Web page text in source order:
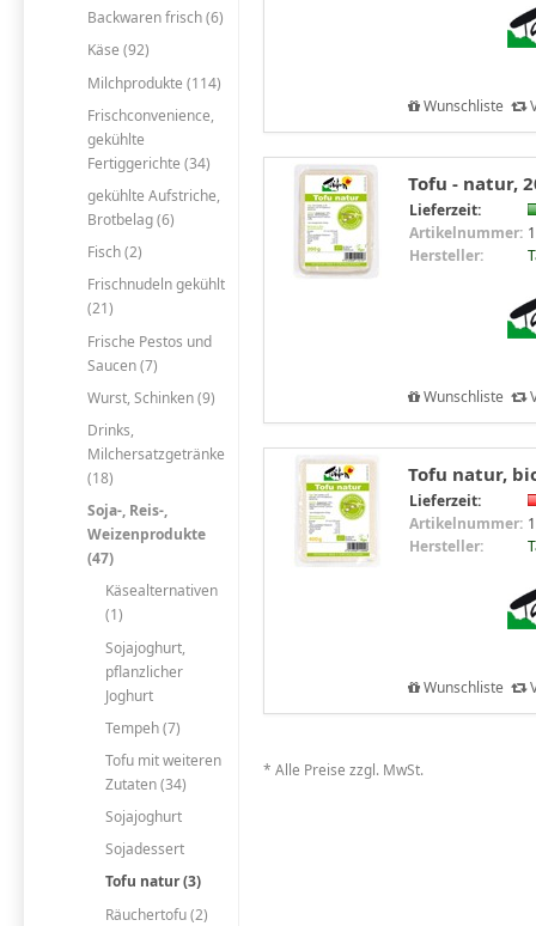
Backwaren frisch (6)
Käse (92)
Milchprodukte (114)
Frischconvenience,
gekühlte
Fertiggerichte (34)
gekühlte Aufstriche,
Brotbelag (6)
Fisch (2)
Frischnudeln gekühlt
(21)
Frische Pestos und
Saucen (7)
Wurst, Schinken (9)
Drinks,
Milchersatzgetränke
(18)
Soja-, Reis-,
Weizenprodukte
(47)
Käsealternativen
(1)
Sojajoghurt,
pflanzlicher
Joghurt
Tempeh (7)
Tofu mit weiteren
Zutaten (34)
Sojajoghurt
Sojadessert
Tofu natur (3)
Räuchertofu (2)
Wunschliste
Tofu - natur,
Lieferzeit:
Artikelnummer:
Hersteller:
Wunschliste
Tofu natur,
Lieferzeit:
Artikelnummer:
Hersteller:
Wunschliste
* Alle Preise zzgl. MwSt.